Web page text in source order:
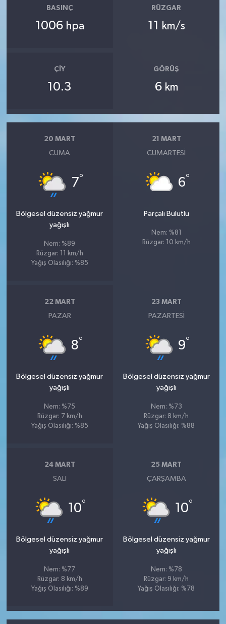
BASINÇ
1006 hpa
RÜZGAR
11 km/s
ÇIY
10.3
GÖRÜŞ
6 km
20 MART
CUMA
7°
Bölgesel düzensiz yağmur
yağışlı
Nem: %89
Rüzgar: 11 km/h
Yağış Olasılığı: %85
21 MART
CUMARTESI
6°
Parçalı Bulutlu
Nem: %81
Rüzgar: 10 km/h
22 MART
PAZAR
8°
Bölgesel düzensiz yağmur
yağışlı
Nem: %75
Rüzgar: 7 km/h
Yağış Olasılığı: %85
23 MART
PAZARTESI
9°
Bölgesel düzensiz yağmur
yağışlı
Nem: %73
Rüzgar: 8 km/h
Yağış Olasılığı: %88
24 MART
SALI
10°
Bölgesel düzensiz yağmur
yağışlı
Nem: %77
Rüzgar: 8 km/h
Yağış Olasılığı: %89
25 MART
ÇARŞAMBA
10°
Bölgesel düzensiz yağmur
yağışlı
Nem: %78
Rüzgar: 9 km/h
Yağış Olasılığı: %78